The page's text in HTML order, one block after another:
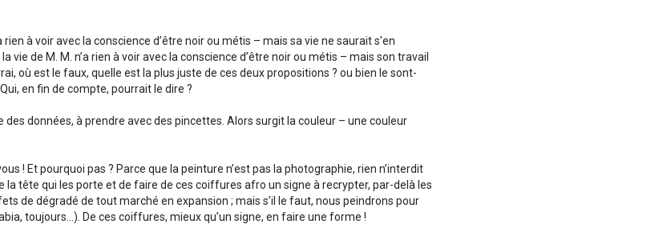
rien à voir avec la conscience d’être noir ou métis – mais sa vie ne saurait s’en
vie de M. M. n’a rien à voir avec la conscience d’être noir ou métis – mais son travail
où est le faux, quelle est la plus juste de ces deux propositions ? ou bien le sont-
en fin de compte, pourrait le dire ?
des données, à prendre avec des pincettes. Alors surgit la couleur – une couleur
! Et pourquoi pas ? Parce que la peinture n’est pas la photographie, rien n’interdit
la tête qui les porte et de faire de ces coiffures afro un signe à recrypter, par-delà les
de dégradé de tout marché en expansion ; mais s’il le faut, nous peindrons pour
toujours…). De ces coiffures, mieux qu’un signe, en faire une forme !